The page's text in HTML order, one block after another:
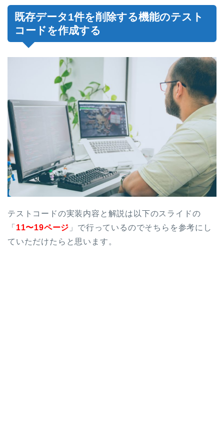
既存データ1件を削除する機能のテスト
コードを作成する
テストコードの実装内容と解説は以下のスライドの
「 11〜19ページ 」で行っているのでそちらを参考にし
ていただけたらと思います。